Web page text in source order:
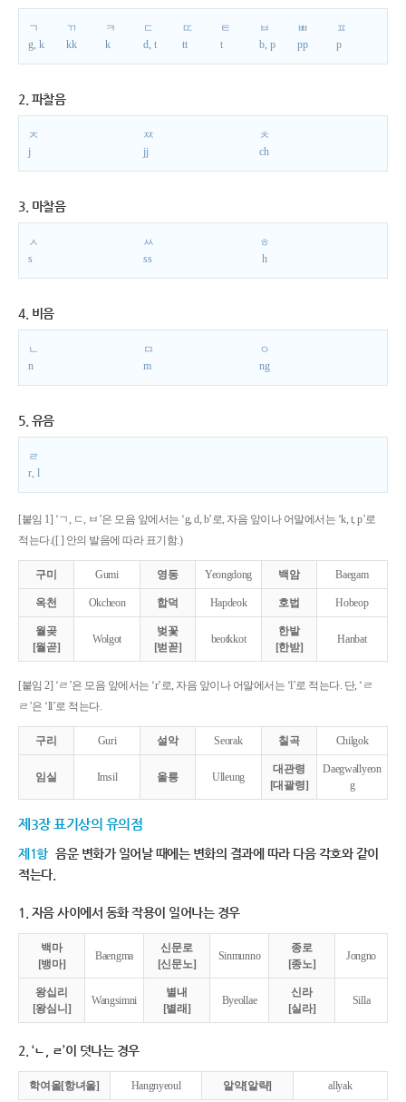
ㄱ
g, k
ㄲ
kk
ㅋ
k
ㄷ
d, t
ㄸ
tt
ㅌ
t
ㅂ
b, p
ㅃ
pp
ㅍ
p
2. 파찰음
ㅈ
j
ㅉ
jj
ㅊ
ch
3. 마찰음
ㅅ
s
ㅆ
ss
ㅎ
h
4. 비음
ㄴ
n
ㅁ
m
ㅇ
ng
5. 유음
ㄹ
r, l
[붙임 1] ‘ㄱ, ㄷ, ㅂ’은 모음 앞에서는 ‘g, d, b’로, 자음 앞이나 어말에서는 ‘k, t, p’로
적는다.([ ] 안의 발음에 따라 표기함.)
구미 Gumi 영동 Yeongdong 백암 Baegam
옥천 Okcheon 합덕 Hapdeok 호법 Hobeop
월곶
[월곧]
Wolgot
벚꽃
[벋꼳]
beotkkot
한밭
[한받]
Hanbat
[붙임 2] ‘ㄹ’은 모음 앞에서는 ‘r’로, 자음 앞이나 어말에서는 ‘l’로 적는다. 단, ‘ㄹ
ㄹ’은 ‘ll’로 적는다.
구리 Guri 설악 Seorak 칠곡 Chilgok
임실 Imsil 울릉 Ulleung
대관령
[대괄령]
Daegwallyeon
g
제3장 표기상의 유의점
제1항 음운 변화가 일어날 때에는 변화의 결과에 따라 다음 각호와 같이
적는다.
1. 자음 사이에서 동화 작용이 일어나는 경우
백마
[뱅마]
Baengma
신문로
[신문노]
Sinmunno
종로
[종노]
Jongno
왕십리
[왕심니]
Wangsimni
별내
[별래]
Byeollae
신라
[실라]
Silla
2. ‘ㄴ, ㄹ’이 덧나는 경우
학여울[항녀울] Hangnyeoul 알약[알략] allyak